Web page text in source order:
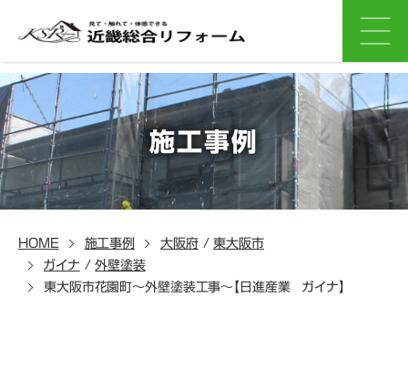
施工事例
HOME 施工事例 大阪府/東大阪市
ガイナ /外壁塗装
東大阪市花園町～外壁塗装工事～【日進産業 ガイナ】